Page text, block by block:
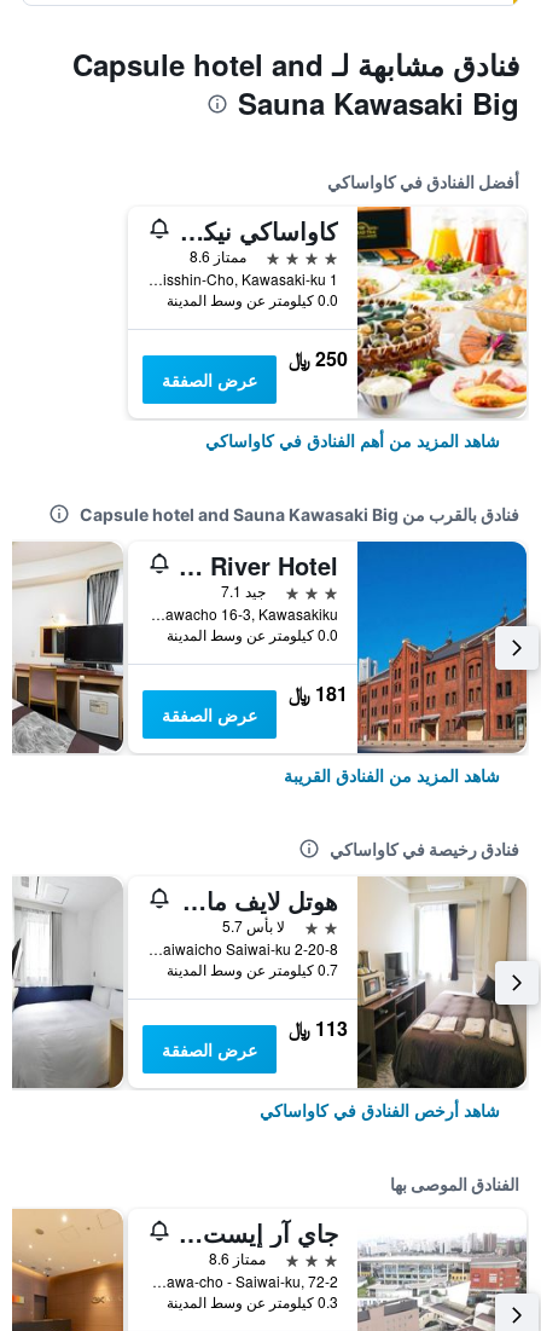
فنادق مشابهة لـ Capsule hotel and
Sauna Kawasaki Big
أفضل الفنادق في كاواساكي
كاواساكي نيكو هوتل
4 نجوم
ممتاز 8.6
1 Nisshin-Cho, Kawasaki-ku, كاواساكي, اليابان
0.0 كيلومتر عن وسط المدينة
250 ﷼
عرض الصفقة
شاهد المزيد من أهم الفنادق في كاواساكي
فنادق بالقرب من Capsule hotel and Sauna Kawasaki Big
Kawasaki River Hotel
3 نجوم
جيد 7.1
Ogawacho 16-3, Kawasakiku, كاواساكي, اليابان
0.0 كيلومتر عن وسط المدينة
181 ﷼
عرض الصفقة
شاهد المزيد من الفنادق القريبة
فنادق رخيصة في كاواساكي
هوتل لايف ماكس كاواساكي إكيماي
2 نجمتين
لا بأس 5.7
2-20-8 Minamisaiwaicho Saiwai-ku, كاواساكي, اليابان
0.7 كيلومتر عن وسط المدينة
113 ﷼
عرض الصفقة
شاهد أرخص الفنادق في كاواساكي
الفنادق الموصى بها
جاي آر إيست هوتل ميتس كاواساكي
3 نجوم
ممتاز 8.6
Horikawa-cho - Saiwai-ku, 72-2, كاواساكي, اليابان
0.3 كيلومتر عن وسط المدينة